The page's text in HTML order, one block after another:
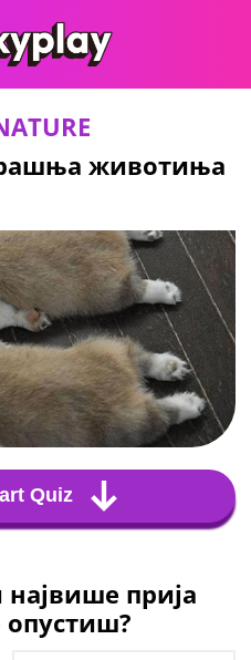
животиња
Quiz
највише прија